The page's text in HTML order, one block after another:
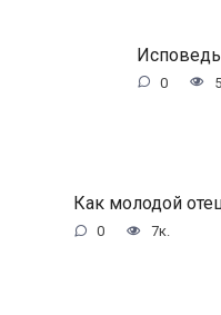
0
Как молодой
0 7к.